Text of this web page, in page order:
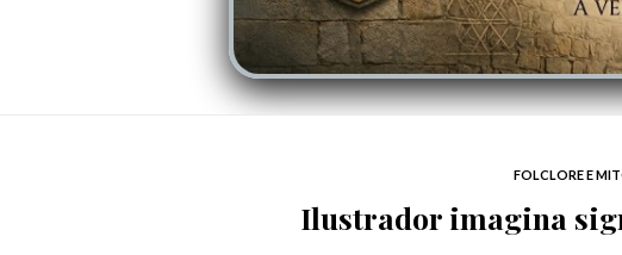
FOLCLORE E
Ilustrador imagina